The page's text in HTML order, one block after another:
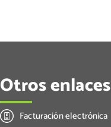
Otros enlaces
Facturación electrónica